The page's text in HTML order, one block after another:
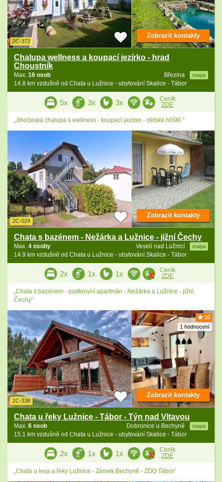
2C-372
Chalupa wellness a koupací jezírko - hrad
Choustník
Březina mapa
Max. 16 osob
14.8 km vzdušně od Chata u Lužnice - ubytování Skalice - Tábor
Zobrazit kontakty
5x 3x 3x
Ceník
ZDE
„Jihočeská chalupa s wellness - koupací jezírko - dětské hřiště.“
2C-024
Chata s bazénem - Nežárka a Lužnice - jižní Čechy
Veselí nad Lužnicí mapa
Max. 4 osoby
14.9 km vzdušně od Chata u Lužnice - ubytování Skalice - Tábor
Zobrazit kontakty
2x 1x 1x
Ceník
ZDE
„Chata s bazénem - podkrovní apartmán - Nežárka a Lužnice - jižní
Čechy“
10
1 hodnocení
2C-338
Chata u řeky Lužnice - Tábor - Týn nad Vltavou
Dobronice u Bechyně mapa
Max. 6 osob
15.1 km vzdušně od Chata u Lužnice - ubytování Skalice - Tábor
Zobrazit kontakty
2x 1x 1x
Ceník
ZDE
„Chata u lesa a řeky Lužnice - Zámek Bechyně - ZOO Tábor“